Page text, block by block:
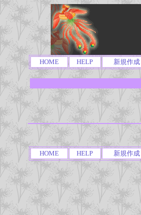
HOME HELP 新規作成
HOME HELP 新規作成